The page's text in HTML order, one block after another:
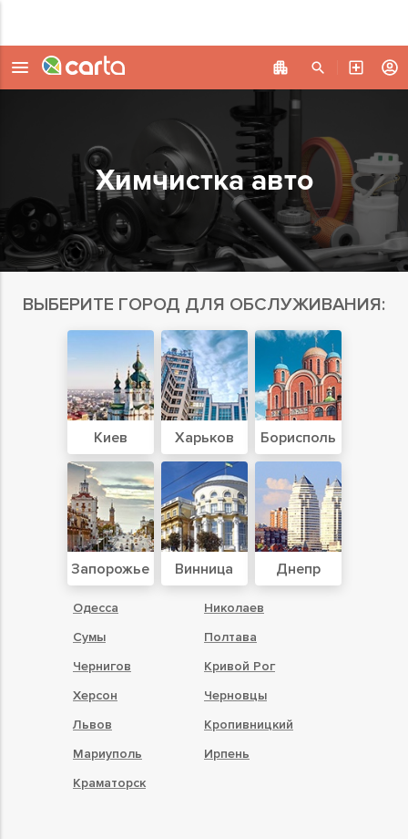
Химчистка авто
ВЫБЕРИТЕ ГОРОД ДЛЯ ОБСЛУЖИВАНИЯ:
Киев Харьков Борисполь
Запорожье Винница Днепр
Одесса
Николаев
Сумы
Полтава
Чернигов
Кривой Рог
Херсон
Черновцы
Львов
Кропивницкий
Мариуполь
Ирпень
Краматорск